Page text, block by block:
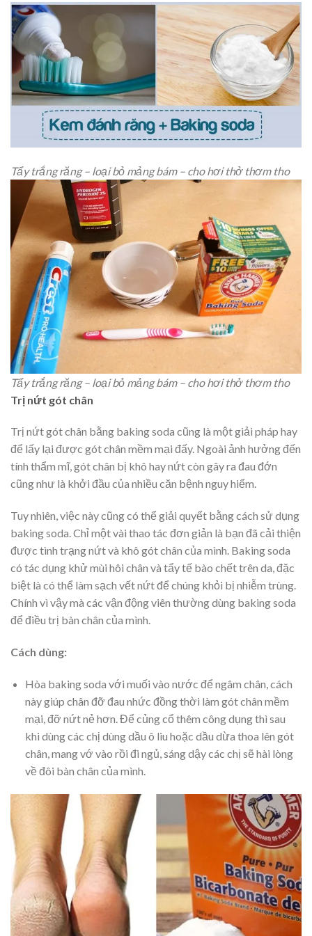
Tẩy trắng răng – loại bỏ mảng bám – cho hơi thở thơm tho
Tẩy trắng răng – loại bỏ mảng bám – cho hơi thở thơm tho
Trị nứt gót chân
Trị nứt gót chân bằng baking soda cũng là một giải pháp hay
để lấy lại được gót chân mềm mại đấy. Ngoài ảnh hưởng đến
tính thẩm mĩ, gót chân bị khô hay nứt còn gây ra đau đớn
cũng như là khởi đầu của nhiều căn bệnh nguy hiểm.
Tuy nhiên, việc này cũng có thể giải quyết bằng cách sử dụng
baking soda. Chỉ một vài thao tác đơn giản là bạn đã cải thiện
được tình trạng nứt và khô gót chân của mình. Baking soda
có tác dụng khử mùi hôi chân và tẩy tế bào chết trên da, đặc
biệt là có thể làm sạch vết nứt để chúng khỏi bị nhiễm trùng.
Chính vì vậy mà các vận động viên thường dùng baking soda
để điều trị bàn chân của mình.
Cách dùng:
Hòa baking soda với muối vào nước để ngâm chân, cách
này giúp chân đỡ đau nhức đồng thời làm gót chân mềm
mại, đỡ nứt nẻ hơn. Để củng cổ thêm công dụng thì sau
khi dùng các chị dùng dầu ô liu hoặc dầu dừa thoa lên gót
chân, mang vớ vào rồi đi ngủ, sáng dậy các chị sẽ hài lòng
về đôi bàn chân của mình.